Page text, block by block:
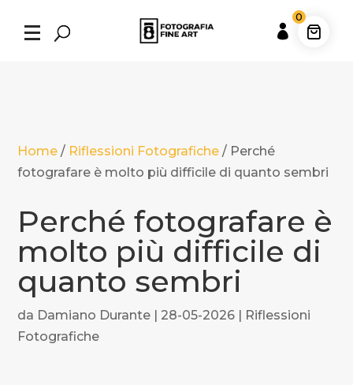

Home / Riflessioni Fotografiche / Perché
fotografare è molto più difficile di quanto sembri
Perché fotografare è
molto più difficile di
quanto sembri
da Damiano Durante | 28-05-2026 | Riflessioni
Fotografiche
0